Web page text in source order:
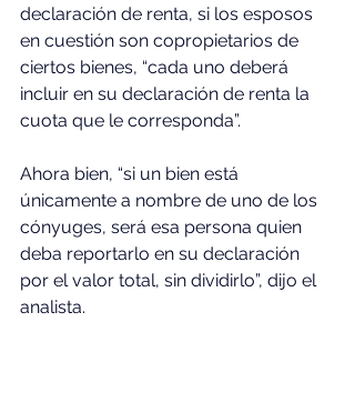
declaración de renta, si los esposos
en cuestión son copropietarios de
ciertos bienes, “cada uno deberá
incluir en su declaración de renta la
cuota que le corresponda”.
Ahora bien, “si un bien está
únicamente a nombre de uno de los
cónyuges, será esa persona quien
deba reportarlo en su declaración
por el valor total, sin dividirlo”, dijo el
analista.